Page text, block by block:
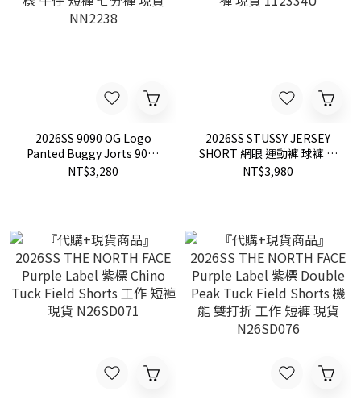
2026SS 9090 OG Logo
Panted Buggy Jorts 9090
字樣 牛仔 短褲 七分褲 現貨
NT$3,280
2026SS STUSSY JERSEY
SHORT 網眼 運動褲 球褲 短
褲 現貨 112334U
NT$3,980